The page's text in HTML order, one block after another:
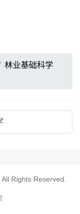
林业基础科学
. All Rights Reserved.